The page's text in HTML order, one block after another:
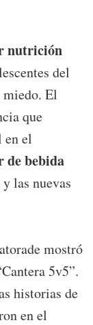
nutrición
del
miedo. El
que
en el
de bebida
las nuevas
mostró
5v5”.
historias de
en el